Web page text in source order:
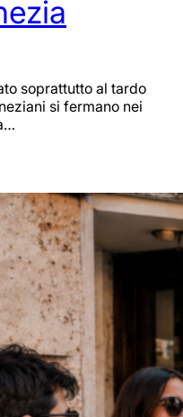
soprattutto al tardo
si fermano nei